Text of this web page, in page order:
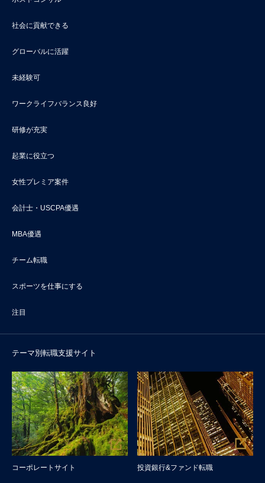
社会に貢献できる
グローバルに活躍
未経験可
ワークライフバランス良好
研修が充実
起業に役立つ
女性プレミア案件
会計士・USCPA優遇
MBA優遇
チーム転職
スポーツを仕事にする
注目
テーマ別転職支援サイト
コーポレートサイト 投資銀行&ファンド転職